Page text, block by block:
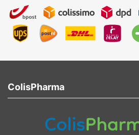
ColisPharma